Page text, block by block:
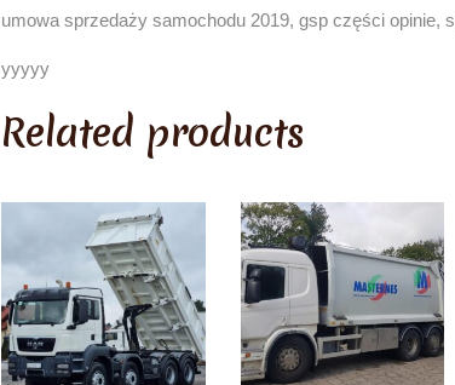
umowa sprzedaży samochodu 2019, gsp części opinie,
yyyyy
Related products